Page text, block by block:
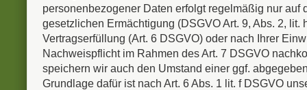
personenbezogener Daten erfolgt regelmäßig nur auf
gesetzlichen Ermächtigung (DSGVO Art. 9, Abs. 2, lit.
Vertragserfüllung (Art. 6 DSGVO) oder nach Ihrer
Nachweispflicht im Rahmen des Art. 7 DSGVO
speichern wir auch den Umstand einer ggf.
Grundlage dafür ist nach Art. 6 Abs. 1 lit. f DSGVO